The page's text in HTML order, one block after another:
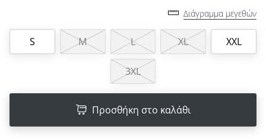
άρθρων
Διάγραμμα μεγεθών
S M L XL XXL
3XL
Προσθήκη στο καλάθι